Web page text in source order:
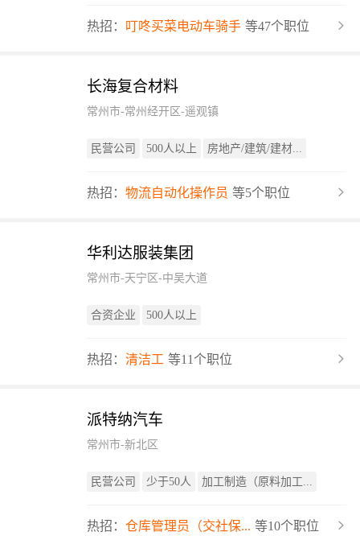
热招： 叮咚买菜电动车骑手 等47个职位
长海复合材料
常州市-常州经开区-遥观镇
民营公司 500人以上 房地产/建筑/建材...
热招： 物流自动化操作员 等5个职位
华利达服装集团
常州市-天宁区-中吴大道
合资企业 500人以上
热招： 清洁工 等11个职位
派特纳汽车
常州市-新北区
民营公司 少于50人 加工制造（原料加工...
热招： 仓库管理员（交社保... 等10个职位